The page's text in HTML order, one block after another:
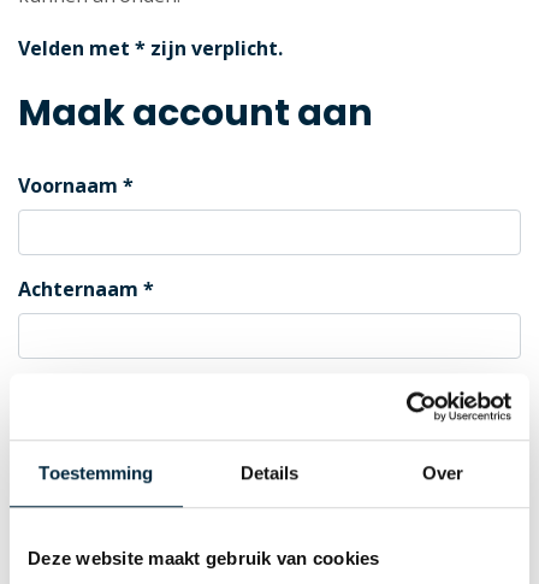
Toestemming Details Over
Deze website maakt gebruik van cookies
Velden met * zijn verplicht.
Maak account aan
Voornaam
Achternaam
E-mail (Gebruikersnaam)